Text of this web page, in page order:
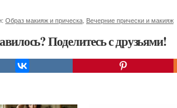
Образ макияж и прическа Вечерние прически и макияж
Поделитесь с друзьями!